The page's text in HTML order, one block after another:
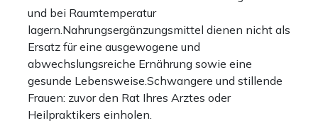
und bei Raumtemperatur
lagern.Nahrungsergänzungsmittel dienen nicht als
Ersatz für eine ausgewogene und
abwechslungsreiche Ernährung sowie eine
gesunde Lebensweise.Schwangere und stillende
Frauen: zuvor den Rat Ihres Arztes oder
Heilpraktikers einholen.